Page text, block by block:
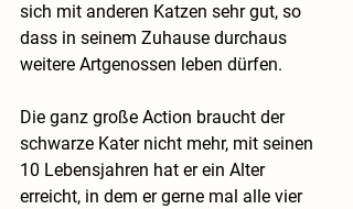
sich mit anderen Katzen sehr gut, so
dass in seinem Zuhause durchaus
weitere Artgenossen leben dürfen.
Die ganz große Action braucht der
schwarze Kater nicht mehr, mit seinen
10 Lebensjahren hat er ein Alter
erreicht, in dem er gerne mal alle vier